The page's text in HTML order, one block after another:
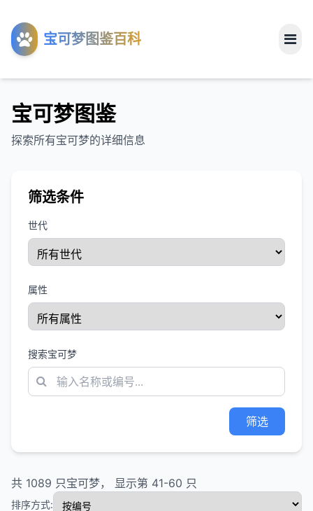
宝可梦图鉴百科
工具
关于
宝可梦图鉴
探索所有宝可梦的详细信息
筛选条件
世代
属性
搜索宝可梦
筛选
共 1089 只宝可梦， 显示第 41-60 只
排序方式: